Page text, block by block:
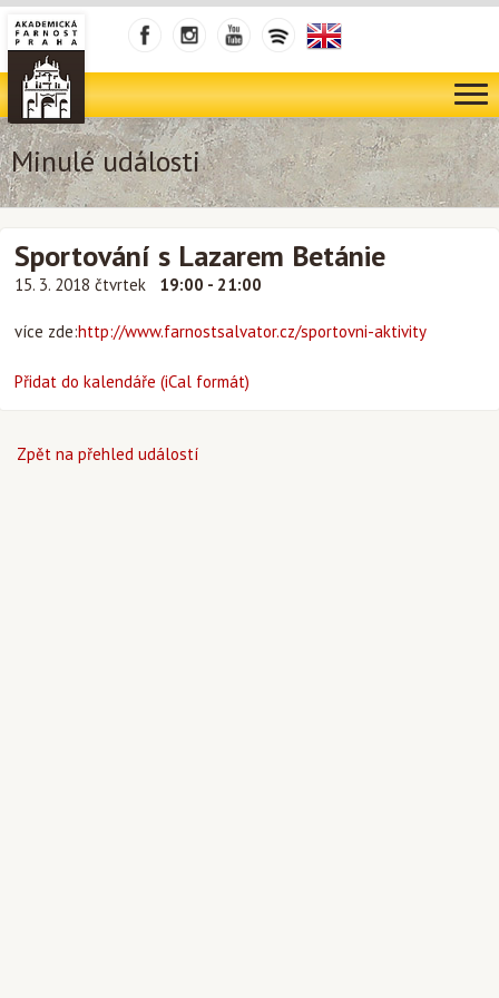
Minulé události
Sportování s Lazarem Betánie
15. 3. 2018 čtvrtek 19:00 - 21:00
více zde:http://www.farnostsalvator.cz/sportovni-aktivity
Přidat do kalendáře (iCal formát)
Zpět na přehled událostí